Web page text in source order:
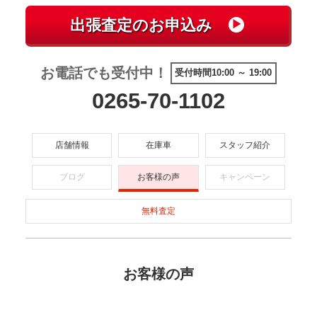
お電話でも受付中！ 受付時間10:00 ～ 19:00
0265-70-1102
店舗情報 在庫車 スタッフ紹介
ブログ お客様の声 キャンペーン
無料査定
お客様の声